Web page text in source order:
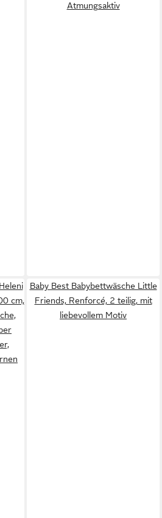
Atmungsaktiv
cm,
Baby Best Babybettwäsche Little
Friends, Renforcé, 2 teilig, mit
liebevollem Motiv